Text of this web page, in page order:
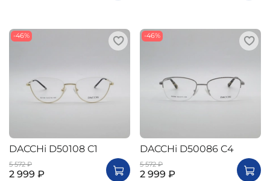
-46%
DACCHi D50108 C1
5 572 ₽
2 999 ₽
-46%
DACCHi D50086 C4
5 572 ₽
2 999 ₽